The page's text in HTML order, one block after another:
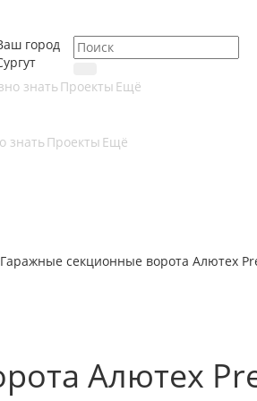
город
знатьПроекты Ещё
знатьПроекты Ещё
Гаражные секционные ворота Алютех
Алютех